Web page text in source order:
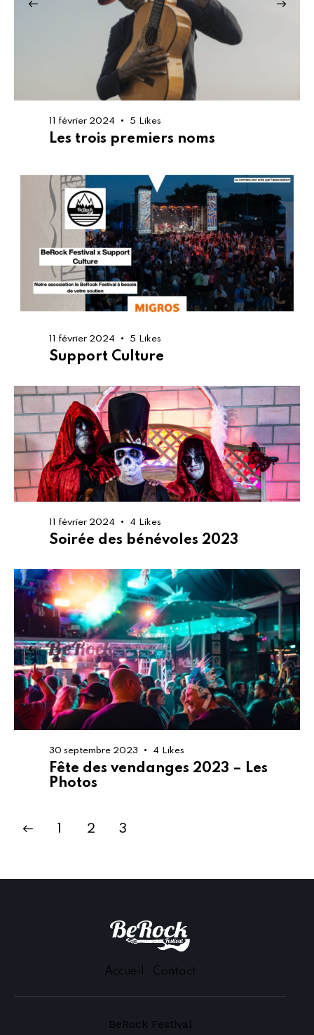
11 février 2024 5 Likes
Les trois premiers noms
11 février 2024 5 Likes
Support Culture
11 février 2024 4 Likes
Soirée des bénévoles 2023
30 septembre 2023 4 Likes
Fête des vendanges 2023 – Les
Photos
1 2 3
Accueil Contact
BeRock Festival